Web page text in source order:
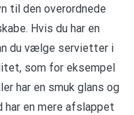
til den overordnede
Hvis du har en
du vælge servietter i
som for eksempel
har en smuk glans og
har en mere afslappet